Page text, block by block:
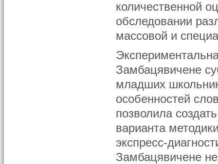
количественной
обследовании
массовой и
Замбацявичене
младших
особенностей
позволила
варианта
экспресс-
Замбацявичене